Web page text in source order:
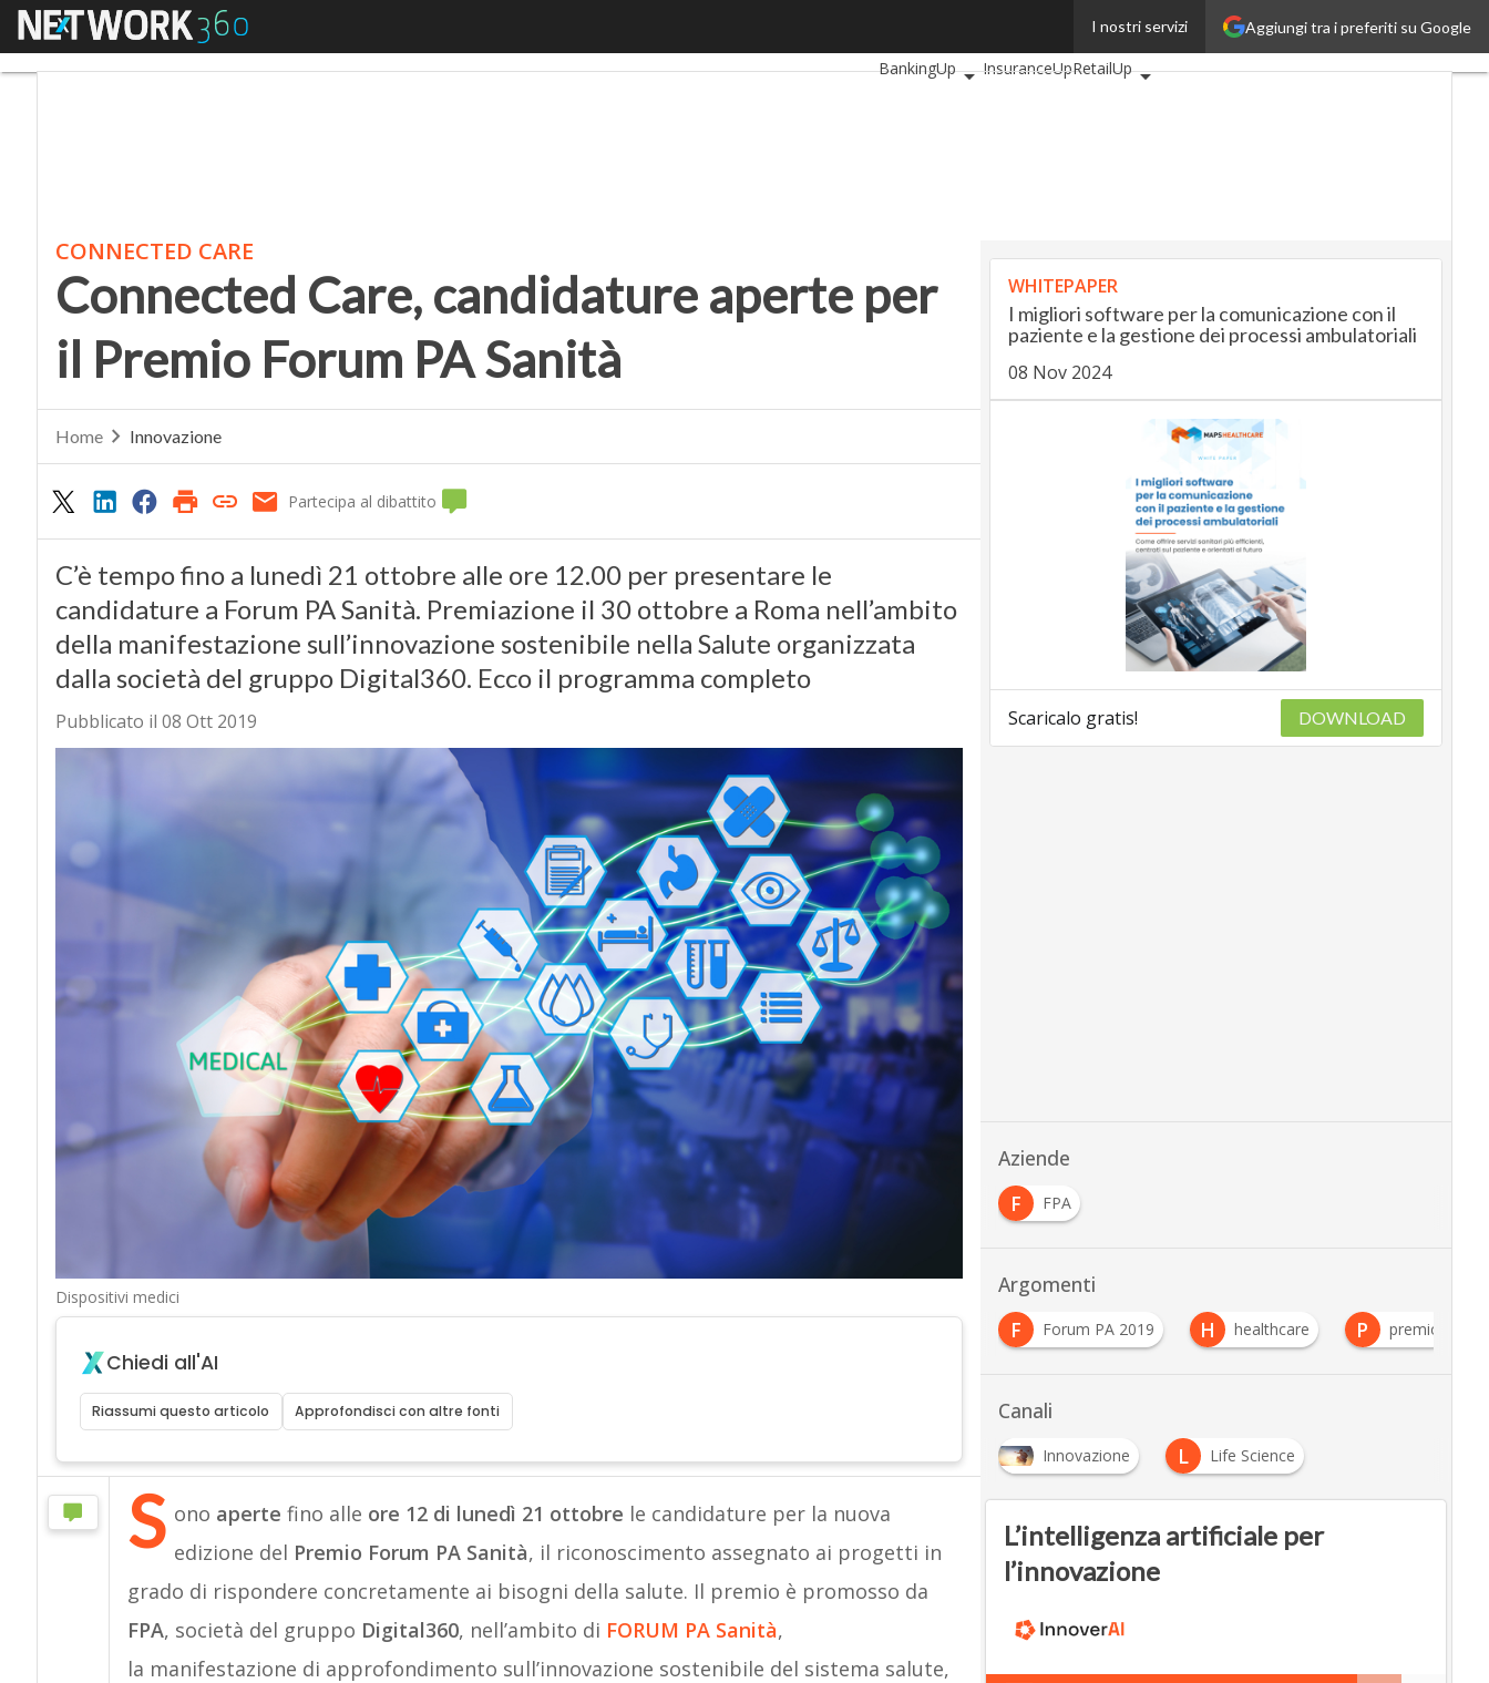
Aggiungi tra i preferiti su Google
I nostri servizi
Menu
BankingUp
InsuranceUpRetailUp
CONNECTED CARE
Connected Care, candidature aperte per
il Premio Forum PA Sanità
Home Innovazione
Partecipa al dibattito
C’è tempo fino a lunedì 21 ottobre alle ore 12.00 per presentare le
candidature a Forum PA Sanità. Premiazione il 30 ottobre a Roma nell’ambito
della manifestazione sull’innovazione sostenibile nella Salute organizzata
dalla società del gruppo Digital360. Ecco il programma completo
Pubblicato il 08 Ott 2019
Dispositivi medici
Chiedi all'AI
Riassumi questo articolo Approfondisci con altre fonti
S ono aperte fino alle ore 12 di lunedì 21 ottobre le candidature per la nuova
edizione del Premio Forum PA Sanità, il riconoscimento assegnato ai progetti in
grado di rispondere concretamente ai bisogni della salute. Il premio è promosso da
FPA, società del gruppo Digital360, nell’ambito di FORUM PA Sanità,
la manifestazione di approfondimento sull’innovazione sostenibile del sistema salute,
WHITEPAPER
I migliori software per la comunicazione con il
paziente e la gestione dei processi ambulatoriali
08 Nov 2024
Scaricalo gratis! DOWNLOAD
Aziende
F
FPA
Argomenti
F Forum PA 2019 H healthcare P premio
Canali
Innovazione L Life Science
L’intelligenza artificiale per
l’innovazione